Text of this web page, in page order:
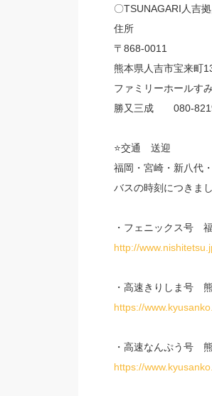
〇TSUNAGARI人吉
住所
〒868-0011
熊本県人吉市宝来町
ファミリーホールす
勝又三成 080-
⭐️交通 送迎
福岡・宮崎・新八代
バスの時刻につきま
・フェニックス号
http://
・高速きりしま号
https://
・高速なんぷう号
https://